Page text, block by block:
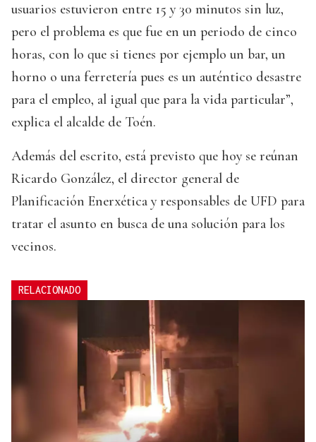
usuarios estuvieron entre 15 y 30 minutos sin luz,
pero el problema es que fue en un periodo de cinco
horas, con lo que si tienes por ejemplo un bar, un
horno o una ferretería pues es un auténtico desastre
para el empleo, al igual que para la vida particular”,
explica el alcalde de Toén.
Además del escrito, está previsto que hoy se reúnan
Ricardo González, el director general de
Planificación Enerxética y responsables de UFD para
tratar el asunto en busca de una solución para los
vecinos.
RELACIONADO